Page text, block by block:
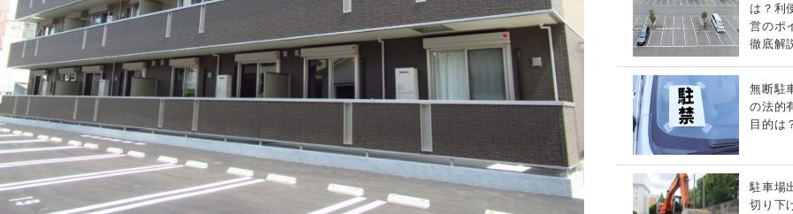
は？利
営のポ
徹底解
無断駐
の法的
目的は
駐車場
切り下